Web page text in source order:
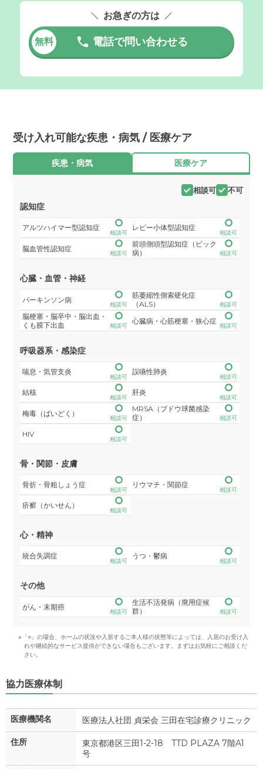
お急ぎの方は
無料 電話で問い合わせる
受け入れ可能な疾患・病気 / 医療ケア
疾患・病気 医療ケア
相談可 不可
認知症
アルツハイマー型認知症
相談可
レビー小体型認知症
相談可
脳血管性認知症
相談可
前頭側頭型認知症（ピック
病）
相談可
心臓・血管・神経
パーキンソン病
相談可
筋萎縮性側索硬化症
（ALS）
相談可
脳梗塞・脳卒中・脳出血・
くも膜下出血
相談可
心臓病・心筋梗塞・狭心症
相談可
呼吸器系・感染症
喘息・気管支炎
相談可
誤嚥性肺炎
相談可
結核
相談可
肝炎
相談可
梅毒（ばいどく）
相談可
MRSA（ブドウ球菌感染
症）
相談可
HIV
相談可
骨・関節・皮膚
骨折・骨粗しょう症
相談可
リウマチ・関節症
相談可
疥癬（かいせん）
相談可
心・精神
統合失調症
相談可
うつ・鬱病
相談可
その他
がん・末期癌
相談可
生活不活発病（廃用症候
群）
相談可
※「○」の場合、ホームの状況や入居するご本人様の状態等によっては、入居のお受け入
れや継続的なサービス提供ができない場合もございます。まずはお気軽にご相談くだ
さい。
協力医療体制
医療機関名 医療法人社団 貞栄会 三田在宅診療クリニック
住所
東京都港区三田1-2-18 TTD PLAZA 7階A1
号